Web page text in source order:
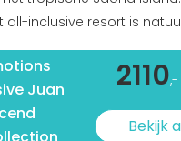
all-inclusive resort is
Juan
2110
Bekijk